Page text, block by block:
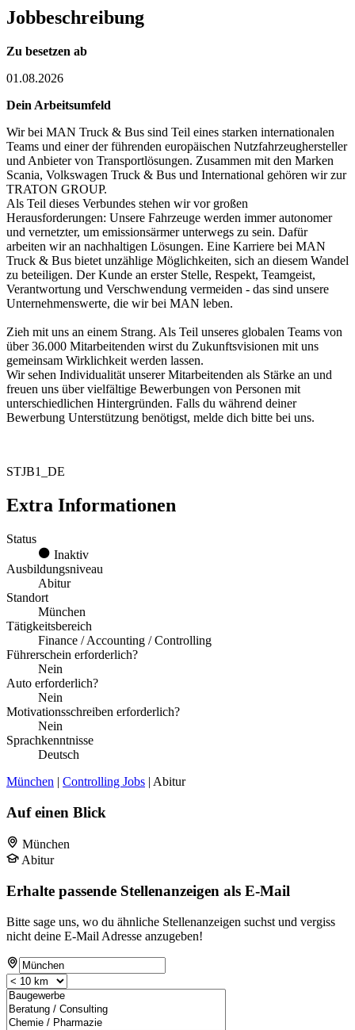
Jobbeschreibung
Zu besetzen ab
01.08.2026
Dein Arbeitsumfeld
Wir bei MAN Truck & Bus sind Teil eines starken internationalen
Teams und einer der führenden europäischen Nutzfahrzeughersteller
und Anbieter von Transportlösungen. Zusammen mit den Marken
Scania, Volkswagen Truck & Bus und International gehören wir zur
TRATON GROUP.
Als Teil dieses Verbundes stehen wir vor großen
Herausforderungen: Unsere Fahrzeuge werden immer autonomer
und vernetzter, um emissionsärmer unterwegs zu sein. Dafür
arbeiten wir an nachhaltigen Lösungen. Eine Karriere bei MAN
Truck & Bus bietet unzählige Möglichkeiten, sich an diesem Wandel
zu beteiligen. Der Kunde an erster Stelle, Respekt, Teamgeist,
Verantwortung und Verschwendung vermeiden - das sind unsere
Unternehmenswerte, die wir bei MAN leben.
Zieh mit uns an einem Strang. Als Teil unseres globalen Teams von
über 36.000 Mitarbeitenden wirst du Zukunftsvisionen mit uns
gemeinsam Wirklichkeit werden lassen.
Wir sehen Individualität unserer Mitarbeitenden als Stärke an und
freuen uns über vielfältige Bewerbungen von Personen mit
unterschiedlichen Hintergründen. Falls du während deiner
Bewerbung Unterstützung benötigst, melde dich bitte bei uns.
STJB1_DE
Extra Informationen
Status
Inaktiv
Ausbildungsniveau
Abitur
Standort
München
Tätigkeitsbereich
Finance / Accounting / Controlling
Führerschein erforderlich?
Nein
Auto erforderlich?
Nein
Motivationsschreiben erforderlich?
Nein
Sprachkenntnisse
Deutsch
München | Controlling Jobs | Abitur
Auf einen Blick
München
Abitur
Erhalte passende Stellenanzeigen als E-Mail
Bitte sage uns, wo du ähnliche Stellenanzeigen suchst und vergiss
nicht deine E-Mail Adresse anzugeben!